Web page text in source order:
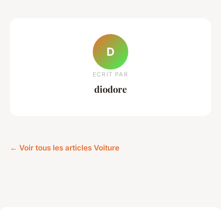
D
ECRIT PAR
diodore
← Voir tous les articles Voiture